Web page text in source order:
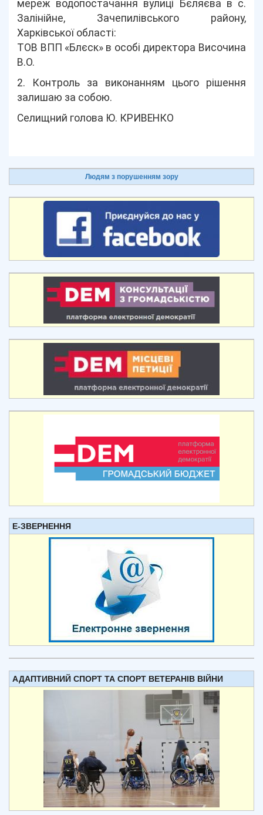
мереж водопостачання вулиці Бєляєва в с.
Залінійне, Зачепилівського району,
Харківської області:
ТОВ ВПП «Блєск» в особі директора Височина
В.О.
2. Контроль за виконанням цього рішення
залишаю за собою.
Селищний голова Ю. КРИВЕНКО
Людям з порушенням зору
Е-ЗВЕРНЕННЯ
АДАПТИВНИЙ СПОРТ ТА СПОРТ ВЕТЕРАНІВ ВІЙНИ